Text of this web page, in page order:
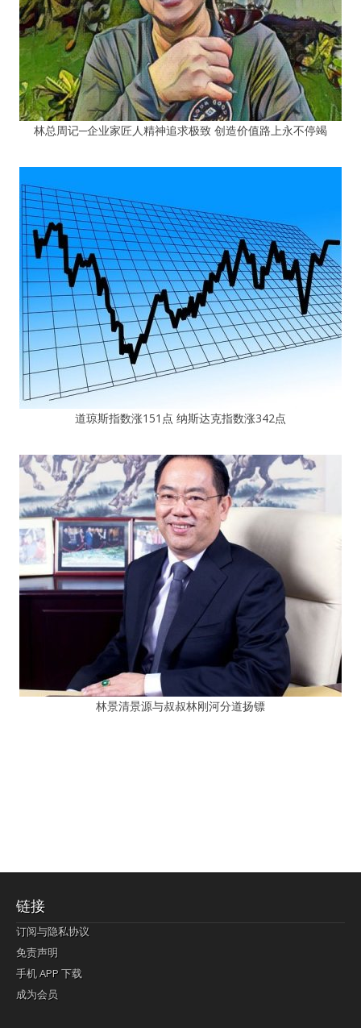
林总周记─企业家匠人精神追求极致 创造价值路上永不停竭
道琼斯指数涨151点 纳斯达克指数涨342点
林景清景源与叔叔林刚河分道扬镖
链接
订阅与隐私协议
免责声明
手机 APP 下载
成为会员